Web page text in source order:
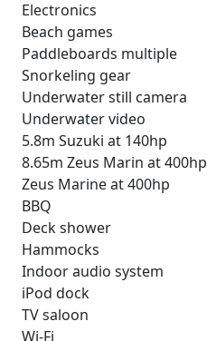
Electronics
Beach games
Paddleboards multiple
Snorkeling gear
Underwater still camera
Underwater video
5.8m Suzuki at 140hp
8.65m Zeus Marin at 400hp
Zeus Marine at 400hp
BBQ
Deck shower
Hammocks
Indoor audio system
iPod dock
TV saloon
Wi-Fi